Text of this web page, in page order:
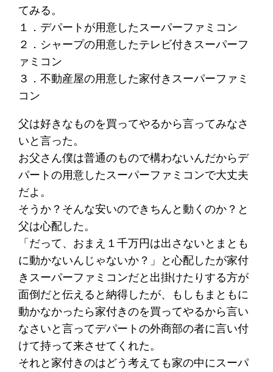
てみる。
１．デパートが用意したスーパーファミコン
２．シャープの用意したテレビ付きスーパーフ
ァミコン
３．不動産屋の用意した家付きスーパーファミ
コン
父は好きなものを買ってやるから言ってみなさ
いと言った。
お父さん僕は普通のもので構わないんだからデ
パートの用意したスーパーファミコンで大丈夫
だよ。
そうか？そんな安いのできちんと動くのか？と
父は心配した。
「だって、おまえ１千万円は出さないとまとも
に動かないんじゃないか？」と心配したが家付
きスーパーファミコンだと出掛けたりする方が
面倒だと伝えると納得したが、もしもまともに
動かなかったら家付きのを買ってやるから言い
なさいと言ってデパートの外商部の者に言い付
けて持って来させてくれた。
それと家付きのはどう考えても家の中にスーパ